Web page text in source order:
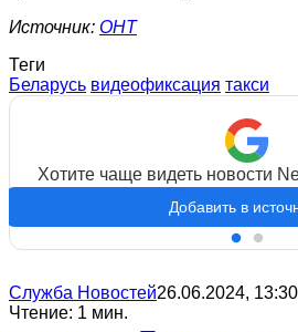
Источник: ОНТ
Теги
Беларусь видеофиксация такси
Хотите чаще видеть новости
Добавить в
Служба Новостей26.06.2024, 13:30
Чтение: 1 мин.